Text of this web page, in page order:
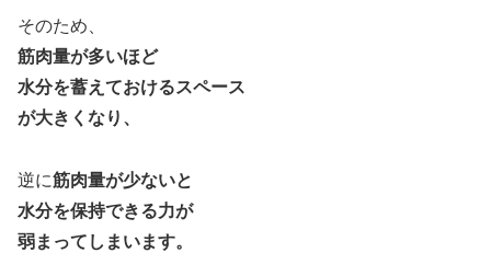
そのため、
筋肉量が多いほど
水分を蓄えておけるスペース
が大きくなり、
逆に筋肉量が少ないと
水分を保持できる力が
弱まってしまいます。